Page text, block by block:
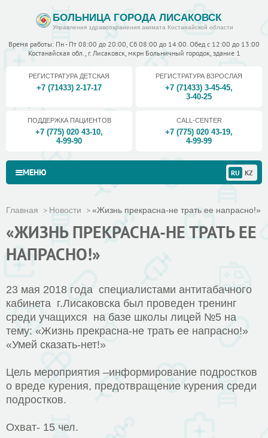
БОЛЬНИЦА ГОРОДА ЛИСАКОВСК
Управления здравоохранения акимата Костанайской области
Время работы: Пн - Пт 08:00 до 20:00, Сб 08:00 до 14:00. Обед с 12:00 до 13:00
Костанайская обл., г. Лисаковск, мкрн Больничный городок, здание 1
РЕГИСТРАТУРА ДЕТСКАЯ
+7 (71433) 2-17-17
РЕГИСТРАТУРА ВЗРОСЛАЯ
+7 (71433) 3-45-45,
3-40-25
ПОДДЕРЖКА ПАЦИЕНТОВ
+7 (775) 020 43-10,
4-99-90
CALL-CENTER
+7 (775) 020 43-19,
4-99-99
МЕНЮ RU KZ
Главная Новости «Жизнь прекрасна-не трать ее напрасно!»
«ЖИЗНЬ ПРЕКРАСНА-НЕ ТРАТЬ ЕЕ
НАПРАСНО!»
23 мая 2018 года специалистами антитабачного
кабинета г.Лисаковска был проведен тренинг
среди учащихся на базе школы лицей №5 на
тему: «Жизнь прекрасна-не трать ее напрасно!»
«Умей сказать-нет!»
Цель мероприятия –информирование подростков
о вреде курения, предотвращение курения среди
подростков.
Охват- 15 чел.